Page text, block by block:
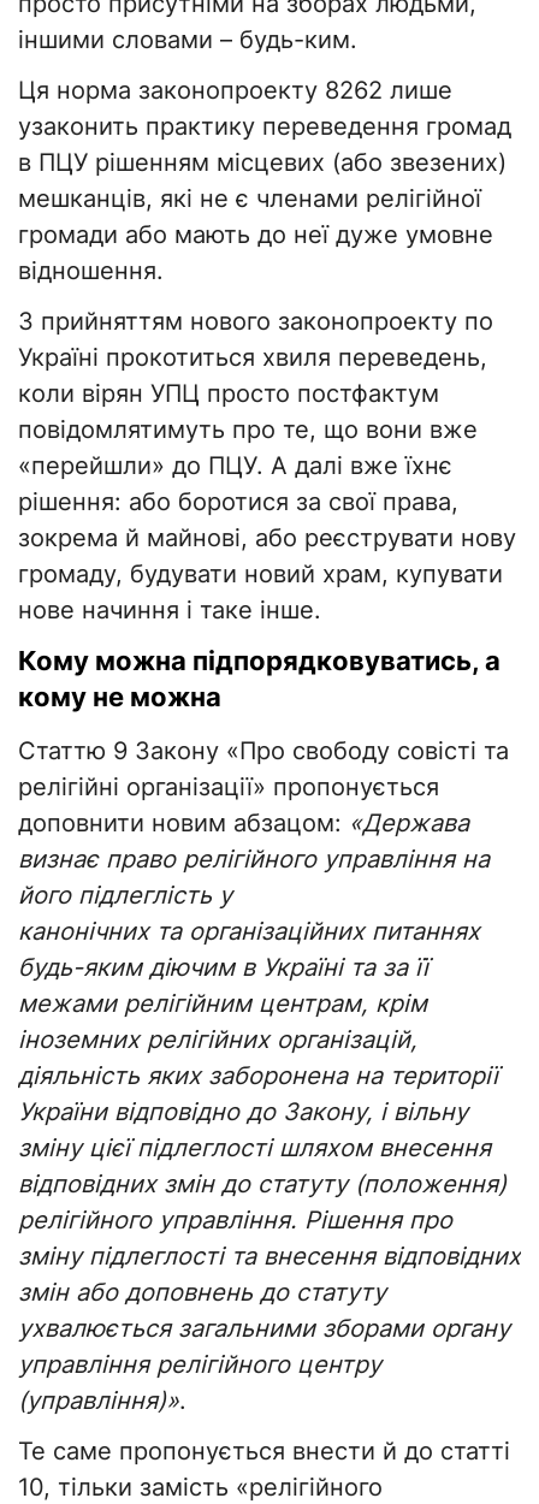
іншими словами – будь-ким.
Ця норма законопроекту 8262 лише
узаконить практику переведення громад
в ПЦУ рішенням місцевих (або звезених)
мешканців, які не є членами релігійної
громади або мають до неї дуже умовне
відношення.
З прийняттям нового законопроекту по
Україні прокотиться хвиля переведень,
коли вірян УПЦ просто постфактум
повідомлятимуть про те, що вони вже
«перейшли» до ПЦУ. А далі вже їхнє
рішення: або боротися за свої права,
зокрема й майнові, або реєструвати нову
громаду, будувати новий храм, купувати
нове начиння і таке інше.
Кому можна підпорядковуватись, а
кому не можна
Статтю 9 Закону «Про свободу совісті та
релігійні організації» пропонується
доповнити новим абзацом: «Держава
визнає право релігійного управління на
його підлеглість у
канонічних та організаційних питаннях
будь-яким діючим в Україні та за її
межами релігійним центрам, крім
іноземних релігійних організацій,
діяльність яких заборонена на території
України відповідно до Закону, і вільну
зміну цієї підлеглості шляхом внесення
відповідних змін до статуту (положення)
релігійного управління. Рішення про
зміну підлеглості та внесення відповідних
змін або доповнень до статуту
ухвалюється загальними зборами органу
управління релігійного центру
(управління)».
Те саме пропонується внести й до статті
10, тільки замість «релігійного